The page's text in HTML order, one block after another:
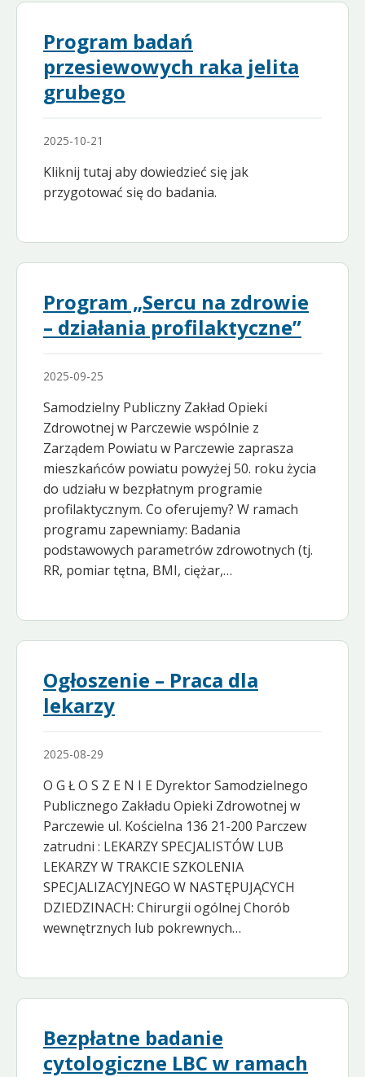
Program badań
przesiewowych raka jelita
grubego
2025-10-21
Kliknij tutaj aby dowiedzieć się jak
przygotować się do badania.
Program „Sercu na zdrowie
– działania profilaktyczne”
2025-09-25
Samodzielny Publiczny Zakład Opieki
Zdrowotnej w Parczewie wspólnie z
Zarządem Powiatu w Parczewie zaprasza
mieszkańców powiatu powyżej 50. roku życia
do udziału w bezpłatnym programie
profilaktycznym. Co oferujemy? W ramach
programu zapewniamy: Badania
podstawowych parametrów zdrowotnych (tj.
RR, pomiar tętna, BMI, ciężar,…
Ogłoszenie – Praca dla
lekarzy
2025-08-29
O G Ł O S Z E N I E Dyrektor Samodzielnego
Publicznego Zakładu Opieki Zdrowotnej w
Parczewie ul. Kościelna 136 21-200 Parczew
zatrudni : LEKARZY SPECJALISTÓW LUB
LEKARZY W TRAKCIE SZKOLENIA
SPECJALIZACYJNEGO W NASTĘPUJĄCYCH
DZIEDZINACH: Chirurgii ogólnej Chorób
wewnętrznych lub pokrewnych…
Bezpłatne badanie
cytologiczne LBC w ramach